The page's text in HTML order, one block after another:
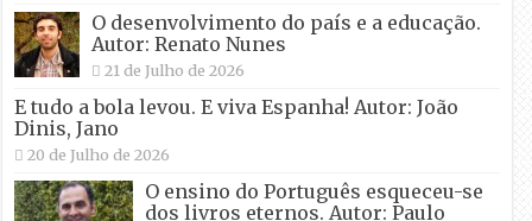
O desenvolvimento do país e a educação.
Autor: Renato Nunes
21 de Julho de 2026
E tudo a bola levou. E viva Espanha! Autor: João
Dinis, Jano
20 de Julho de 2026
O ensino do Português esqueceu-se
dos livros eternos. Autor: Paulo